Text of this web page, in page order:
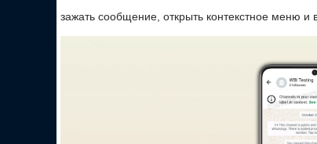
зажать сообщение, открыть контекстное меню и